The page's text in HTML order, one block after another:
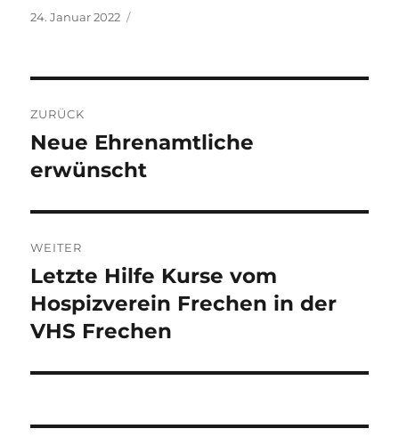
Veröffentlicht
24. Januar 2022
ZURÜCK
Vorheriger
Beitrag:
Neue Ehrenamtliche
erwünscht
WEITER
Nächster
Beitrag:
Letzte Hilfe Kurse vom
Hospizverein Frechen in der
VHS Frechen